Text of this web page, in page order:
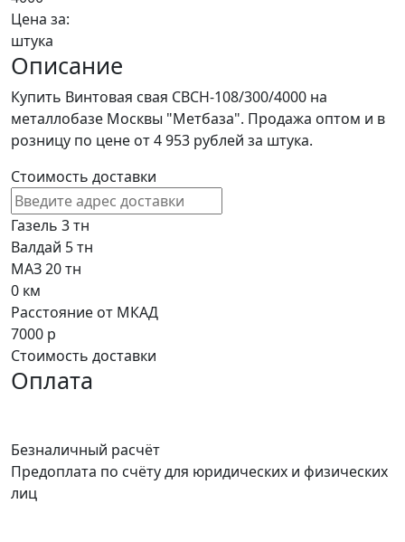
Цена за:
штука
Описание
Купить Винтовая свая СВСН-108/300/4000 на
металлобазе Москвы "Метбаза". Продажа оптом и в
розницу по цене от 4 953 рублей за штука.
Стоимость доставки
Газель 3 тн
Валдай 5 тн
МАЗ 20 тн
0 км
Расстояние от МКАД
7000 р
Стоимость доставки
Оплата
Безналичный расчёт
Предоплата по счёту для юридических и физических
лиц